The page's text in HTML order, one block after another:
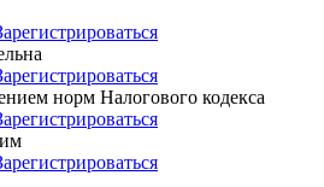
норм Налогового кодекса